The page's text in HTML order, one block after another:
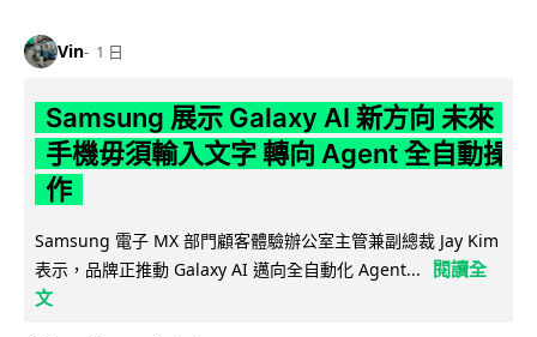
Vin 1 日
Samsung 展示 Galaxy AI 新方向 未來
手機毋須輸入文字 轉向 Agent 全自動操
作
Samsung 電子 MX 部門顧客體驗辦公室主管兼副總裁 Jay Kim
表示，品牌正推動 Galaxy AI 邁向全自動化 Agent...
閱讀全
文